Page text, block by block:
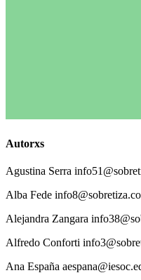
Autorxs
Agustina Serra
Alba Fede
Alejandra Zangara
Alfredo Conforti
Ana España